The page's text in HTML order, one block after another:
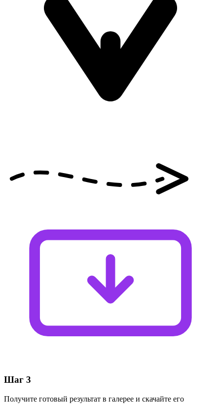
Шаг 3
Получите готовый результат в галерее и скачайте его